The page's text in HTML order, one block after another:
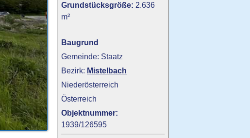
Grundstücksgröße: 2.636
m²
Baugrund
Gemeinde: Staatz
Bezirk: Mistelbach
Niederösterreich
Österreich
Objektnummer:
1939/126595